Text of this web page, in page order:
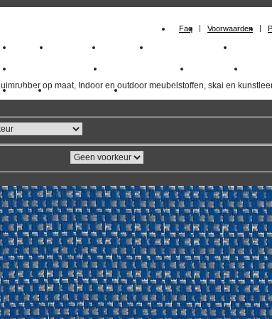
Faq Voorwaarden
op maat, Indoor en outdoor meubelstoffen, skai en
Home Meubelstof Kunstleer Schuimrubberplaten
milano_outdoorstoffen skai kunstleer kopen outdoorstof
Outlet Meubelstof indoor duurzaam